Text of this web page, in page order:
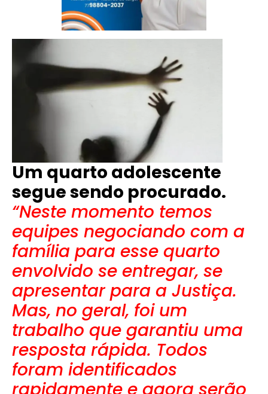
Um quarto adolescente
segue sendo procurado.
“Neste momento temos
equipes negociando com a
família para esse quarto
envolvido se entregar, se
apresentar para a Justiça.
Mas, no geral, foi um
trabalho que garantiu uma
resposta rápida. Todos
foram identificados